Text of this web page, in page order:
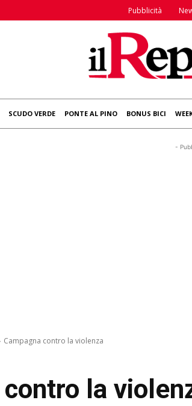
Pubblicità
SCUDO VERDE PONTE AL PINO BONUS BICI
-
Campagna contro la violenza
la